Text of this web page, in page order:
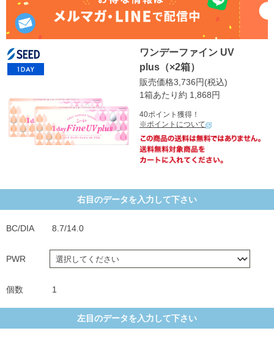
ワンデーファイン UV
plus（×2箱）
販売価格3,736円(税込)
1箱あたり約 1,868円
40ポイント獲得！
※ポイントについて
右目のデータを入力して下さい
BC/DIA 8.7/14.0
PWR
個数 1
左目のデータを入力して下さい